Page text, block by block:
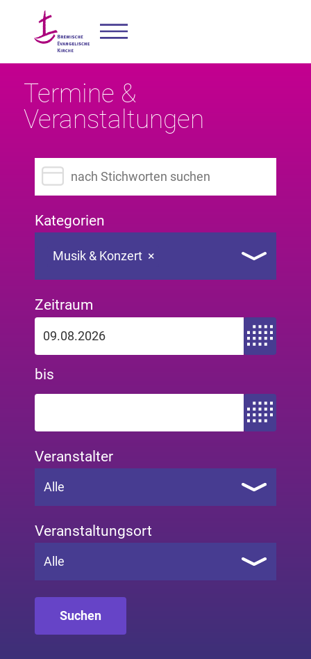
Termine &
Veranstaltungen
Suchbegriff eingeben
Kategorien
×
Musik & Konzert
Zeitraum
Zeitraum von
bis
Zeitraum bis
Veranstalter
Alle
Veranstaltungsort
Alle